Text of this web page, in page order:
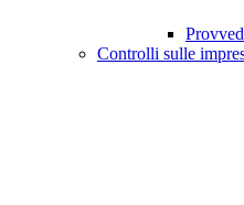
Controlli sulle